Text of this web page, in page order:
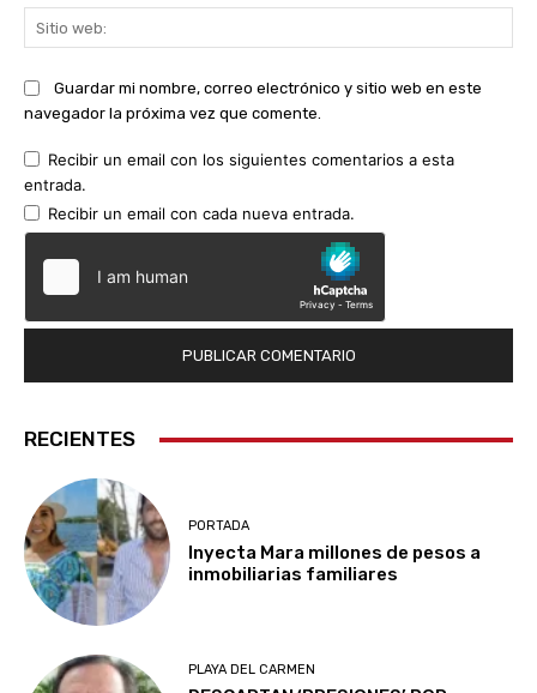
Guardar mi nombre, correo electrónico y sitio web en este
navegador la próxima vez que comente.
Recibir un email con los siguientes comentarios a esta
entrada.
Recibir un email con cada nueva entrada.
RECIENTES
PORTADA
Inyecta Mara millones de pesos a
inmobiliarias familiares
PLAYA DEL CARMEN